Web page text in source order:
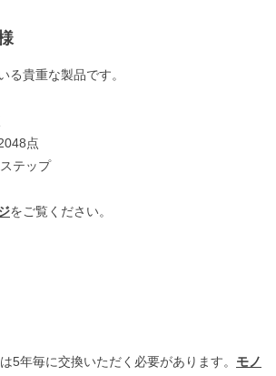
る貴重な製品です。
点
テップ
をご覧ください。
5年毎に交換いただく必要があります。 モノ